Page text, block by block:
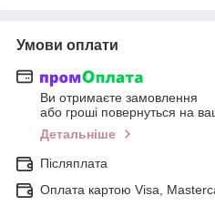
Умови оплати
Ви отримаєте замовлення
або гроші повернуться на
Детальніше
Післяплата
Оплата картою Visa,